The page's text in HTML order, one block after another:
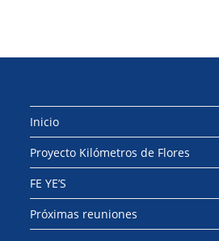
Inicio
Proyecto Kilómetros de Flores
FE YE’S
Próximas reuniones